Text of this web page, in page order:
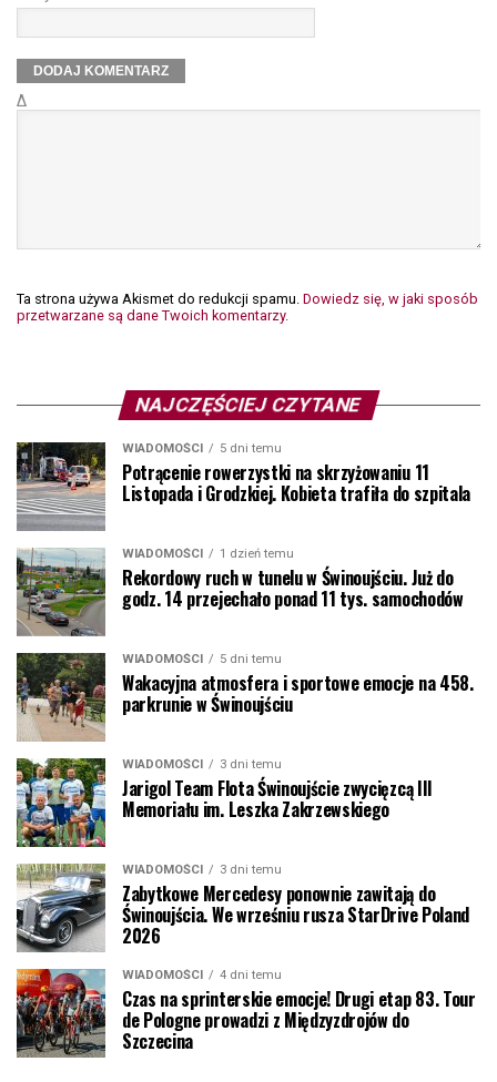
Δ
Ta strona używa Akismet do redukcji spamu. Dowiedz się, w jaki sposób
przetwarzane są dane Twoich komentarzy.
NAJCZĘŚCIEJ CZYTANE
WIADOMOŚCI 5 dni temu
Potrącenie rowerzystki na skrzyżowaniu 11
Listopada i Grodzkiej. Kobieta trafiła do szpitala
WIADOMOŚCI 1 dzień temu
Rekordowy ruch w tunelu w Świnoujściu. Już do
godz. 14 przejechało ponad 11 tys. samochodów
WIADOMOŚCI 5 dni temu
Wakacyjna atmosfera i sportowe emocje na 458.
parkrunie w Świnoujściu
WIADOMOŚCI 3 dni temu
Jarigol Team Flota Świnoujście zwycięzcą III
Memoriału im. Leszka Zakrzewskiego
WIADOMOŚCI 3 dni temu
Zabytkowe Mercedesy ponownie zawitają do
Świnoujścia. We wrześniu rusza StarDrive Poland
2026
WIADOMOŚCI 4 dni temu
Czas na sprinterskie emocje! Drugi etap 83. Tour
de Pologne prowadzi z Międzyzdrojów do
Szczecina